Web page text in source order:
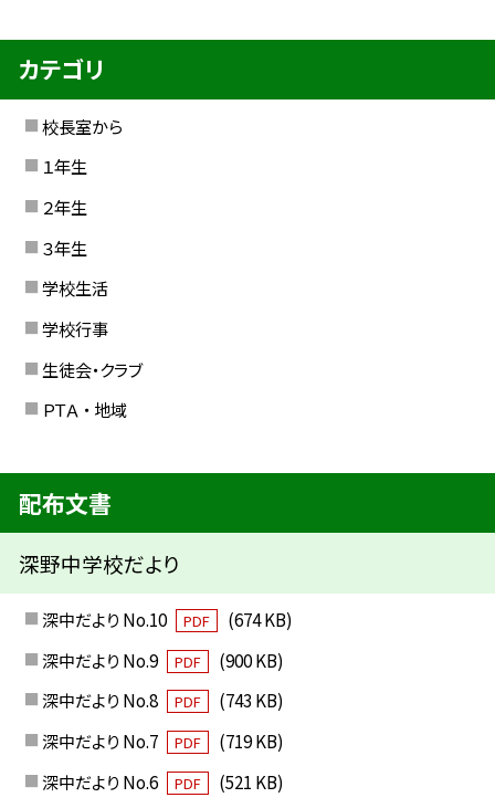
カテゴリ
校長室から
１年生
２年生
３年生
学校生活
学校行事
生徒会・クラブ
ＰＴＡ ・ 地域
配布文書
深野中学校だより
深中だより No.10 PDF
(674 KB)
深中だより No.9
PDF
(900 KB)
深中だより No.8
PDF
(743 KB)
深中だより No.7
PDF
(719 KB)
深中だより No.6
PDF
(521 KB)